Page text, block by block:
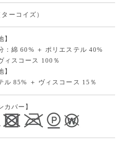
ーコイズ）
】
：綿 60% ＋ ポリエステル 40%
ィスコース 100％
】
ル 85% ＋ ヴィスコース 15％
カバー】